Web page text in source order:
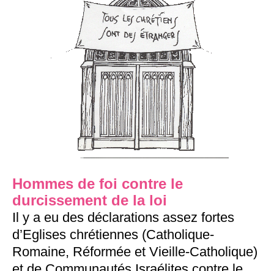
Hommes de foi contre le
durcissement de la loi
Il y a eu des déclarations assez fortes
d’Eglises chrétiennes (Catholique-
Romaine, Réformée et Vieille-Catholique)